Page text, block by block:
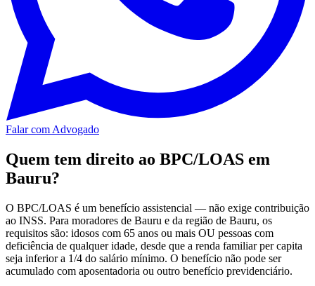
Falar com Advogado
Quem tem direito ao BPC/LOAS em
Bauru?
O BPC/LOAS é um benefício assistencial — não exige contribuição
ao INSS. Para moradores de Bauru e da região de Bauru, os
requisitos são: idosos com 65 anos ou mais OU pessoas com
deficiência de qualquer idade, desde que a renda familiar per capita
seja inferior a 1/4 do salário mínimo. O benefício não pode ser
acumulado com aposentadoria ou outro benefício previdenciário.